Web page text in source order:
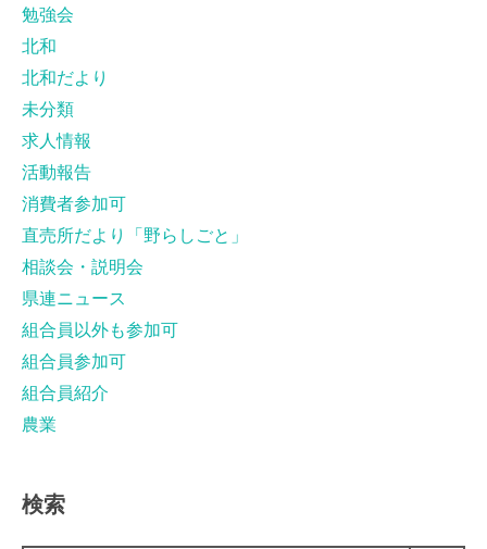
勉強会
北和
北和だより
未分類
求人情報
活動報告
消費者参加可
直売所だより「野らしごと」
相談会・説明会
県連ニュース
組合員以外も参加可
組合員参加可
組合員紹介
農業
検索